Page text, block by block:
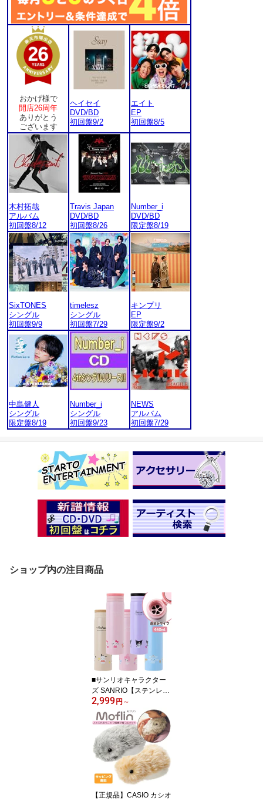
おかげ様で
開店26周年
ありがとう
ございます
ヘイセイ
DVD/BD
初回盤9/2
エイト
EP
初回盤8/5
木村拓哉
アルバム
初回盤8/12
Travis Japan
DVD/BD
初回盤8/26
Number_i
DVD/BD
限定盤8/19
SixTONES
シングル
初回盤9/9
timelesz
シングル
初回盤7/29
キンプリ
EP
限定盤9/2
中島健人
シングル
限定盤8/19
Number_i
シングル
初回盤9/23
NEWS
アルバム
初回盤7/29
ショップ内の注目商品
■サンリオキャラクター
ズ SANRIO【ステンレス
マグボトル】水筒 スリム
460ml 直飲み 保冷 保温
ランチ キッズ 大人 遠足
入園 入学 学生 ハローキ
ティ 6106244/マイメロ
ディ 6106245/シナモロ
ール 6106246/クロミ 61
06247/ポチャッコ 61062
48【楽ギフ_包装選択】.
プラスト
2,999 円 ～
【正規品】CASIO カシオ